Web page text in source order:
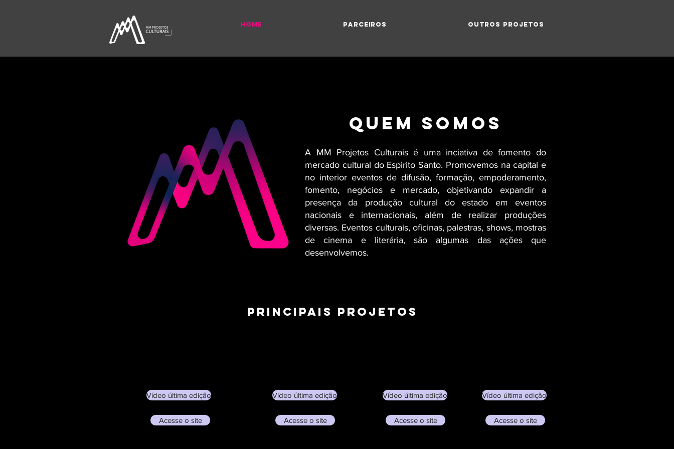
HOME PARCEIROS OUTROS PROJETOS
QUEM SOMOS
A MM Projetos Culturais é uma inciativa de fomento do
mercado cultural do Espirito Santo. Promovemos na capital e
no interior eventos de difusão, formação, empoderamento,
fomento, negócios e mercado, objetivando expandir a
presença da produção cultural do estado em eventos
nacionais e internacionais, além de realizar produções
diversas. Eventos culturais, oficinas, palestras, shows, mostras
de cinema e literária, são algumas das ações que
desenvolvemos.
principais projetos
Vídeo última edição
Acesse o site
Vídeo última edição
Acesse o site
Vídeo última edição
Acesse o site
Vídeo última edição
Acesse o site